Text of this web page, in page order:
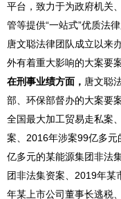
平台，致力于为政府机关
管等提供“一站式”优质法律
唐文聪法律团队成立以来
外有着重大影响的大案要案
在刑事业绩方面， 唐文聪
部、环保部督办的大案要
全国最大加工贸易走私案
案、2016年涉案99亿多
亿多元的某能源集团非法
团非法集资案、2019年某
年某上市公司董事长逃税